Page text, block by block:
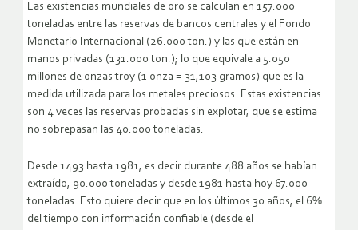
Las existencias mundiales de oro se calculan en 157.000
toneladas entre las reservas de bancos centrales y el Fondo
Monetario Internacional (26.000 ton.) y las que están en
manos privadas (131.000 ton.); lo que equivale a 5.050
millones de onzas troy (1 onza = 31,103 gramos) que es la
medida utilizada para los metales preciosos. Estas existencias
son 4 veces las reservas probadas sin explotar, que se estima
no sobrepasan las 40.000 toneladas.
Desde 1493 hasta 1981, es decir durante 488 años se habían
extraído, 90.000 toneladas y desde 1981 hasta hoy 67.000
toneladas. Esto quiere decir que en los últimos 30 años, el 6%
del tiempo con información confiable (desde el